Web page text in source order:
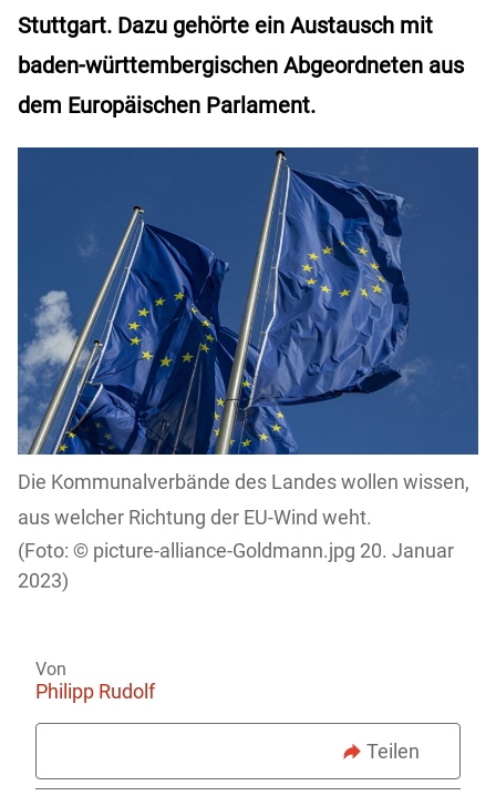
Stuttgart. Dazu gehörte ein Austausch mit
baden-württembergischen Abgeordneten aus
dem Europäischen Parlament.
Die Kommunalverbände des Landes wollen wissen,
aus welcher Richtung der EU-Wind weht.
picture-alliance-Goldmann.jpg 20. Januar
2023)
Von
Philipp Rudolf
Teilen